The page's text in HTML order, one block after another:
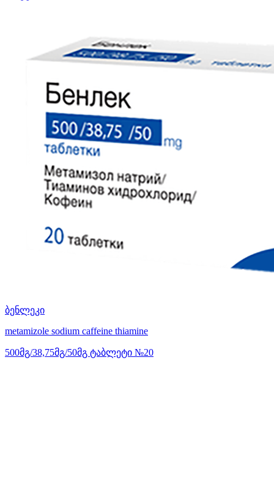
ბენლეკი
metamizole sodium caffeine thiamine
500მგ/38,75მგ/50მგ ტაბლეტი №20